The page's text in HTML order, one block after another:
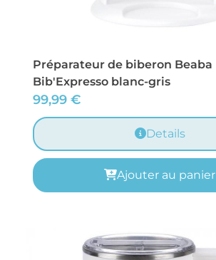
Préparateur de biberon Beaba
Bib'Expresso blanc-gris
99,99 €
Details
Ajouter au panier